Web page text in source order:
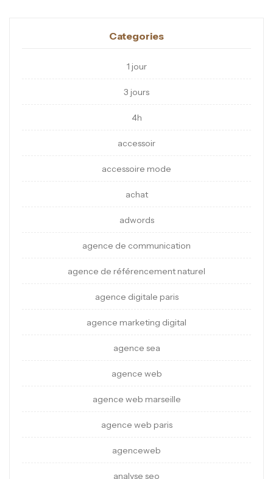
Categories
1 jour
3 jours
4h
accessoir
accessoire mode
achat
adwords
agence de communication
agence de référencement naturel
agence digitale paris
agence marketing digital
agence sea
agence web
agence web marseille
agence web paris
agenceweb
analyse seo